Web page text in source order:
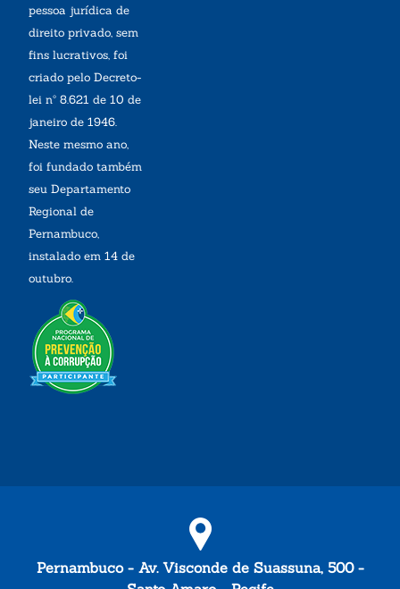
pessoa jurídica de
direito privado, sem
fins lucrativos, foi
criado pelo Decreto-
lei nº 8.621 de 10 de
janeiro de 1946.
Neste mesmo ano,
foi fundado também
seu Departamento
Regional de
Pernambuco,
instalado em 14 de
outubro.
Pernambuco - Av. Visconde de Suassuna, 500 -